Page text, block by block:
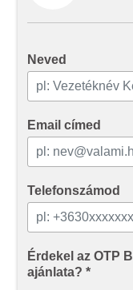
Neved
Email címed
Telefonszámod
Érdekel az OTP
ajánlata? *